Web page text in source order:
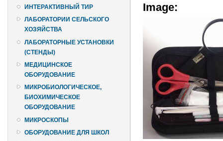
ИНТЕРАКТИВНЫЙ ТИР
ЛАБОРАТОРИИ СЕЛЬСКОГО
ХОЗЯЙСТВА
ЛАБОРАТОРНЫЕ УСТАНОВКИ
(СТЕНДЫ)
МЕДИЦИНСКОЕ
ОБОРУДОВАНИЕ
МИКРОБИОЛОГИЧЕСКОЕ,
БИОХИМИЧЕСКОЕ
ОБОРУДОВАНИЕ
МИКРОСКОПЫ
ОБОРУДОВАНИЕ ДЛЯ ШКОЛ
Image: